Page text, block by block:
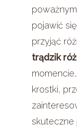
pojawić
przyjąć
trądzik
krostki,
skuteczne